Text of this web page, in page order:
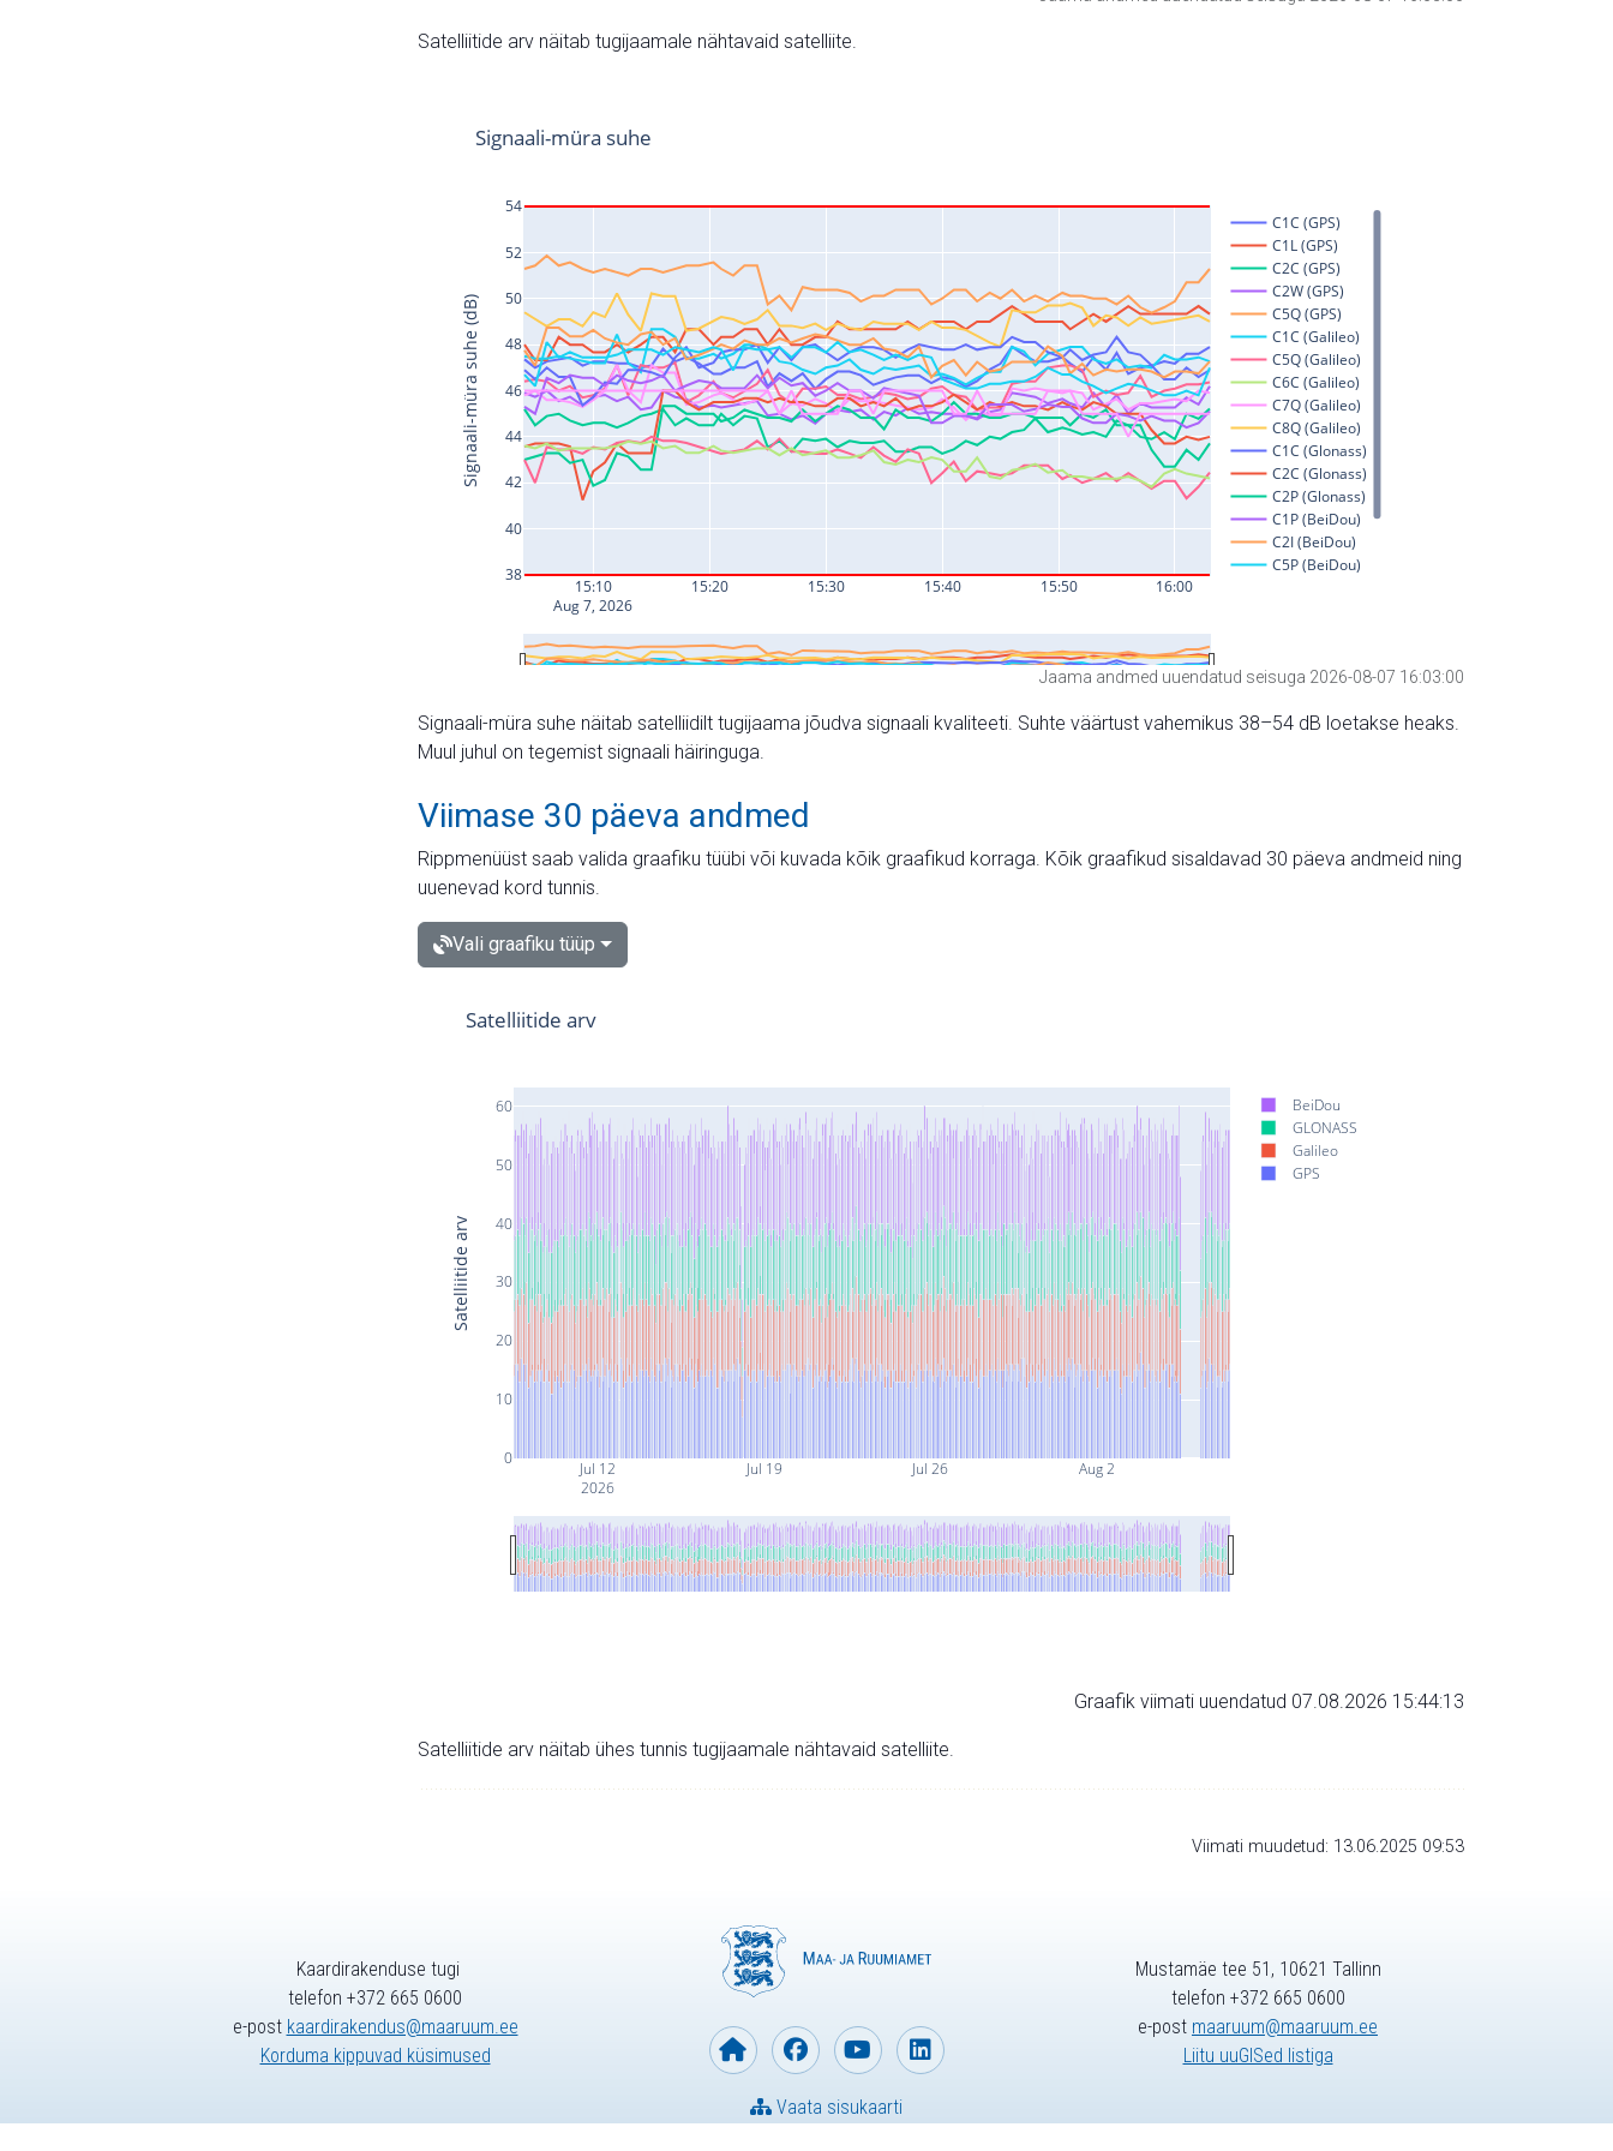
Satelliitide arv näitab tugijaamale nähtavaid satelliite.
Jaama andmed uuendatud seisuga 2026-08-07 16:03:00
Signaali-müra suhe näitab satelliidilt tugijaama jõudva signaali kvaliteeti. Suhte väärtust vahemikus 38–54 dB loetakse heaks.
Muul juhul on tegemist signaali häiringuga.
Viimase 30 päeva andmed
Rippmenüüst saab valida graafiku tüübi või kuvada kõik graafikud korraga. Kõik graafikud sisaldavad 30 päeva andmeid ning
uuenevad kord tunnis.
Vali graafiku tüüp
Jul 12
2026
Jul 19 Jul 26 Aug 2
0
10
20
30
40
50
60
BeiDou
GLONASS
Galileo
GPS
Satelliitide arv
Satelliitide arv
Graafik viimati uuendatud 07.08.2026 15:44:13
Satelliitide arv näitab ühes tunnis tugijaamale nähtavaid satelliite.
Viimati muudetud: 13.06.2025 09:53
Kaardirakenduse tugi
telefon +372 665 0600
e-post kaardirakendus@maaruum.ee
Korduma kippuvad küsimused
Vaata sisukaarti
Mustamäe tee 51, 10621 Tallinn
telefon +372 665 0600
e-post maaruum@maaruum.ee
Liitu uuGISed listiga